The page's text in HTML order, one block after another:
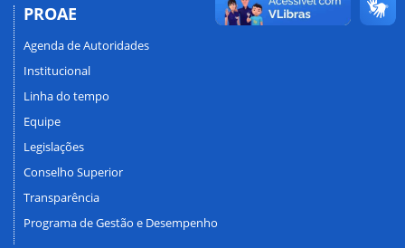
PROAE
Agenda de Autoridades
Institucional
Linha do tempo
Equipe
Legislações
Conselho Superior
Transparência
Programa de Gestão e Desempenho